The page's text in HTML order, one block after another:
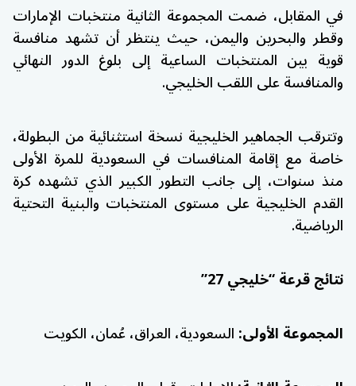
في المقابل، ضمت المجموعة الثانية منتخبات الإمارات
وقطر والبحرين واليمن، حيث ينتظر أن تشهد منافسة
قوية بين المنتخبات الساعية إلى بلوغ الدور النهائي
والمنافسة على اللقب الخليجي.
وتترقب الجماهير الخليجية نسخة استثنائية من البطولة،
خاصة مع إقامة المنافسات في السعودية للمرة الأولى
منذ سنوات، إلى جانب التطور الكبير الذي تشهده كرة
القدم الخليجية على مستوى المنتخبات والبنية التحتية
الرياضية.
نتائج قرعة “خليجي 27”
المجموعة الأولى:السعودية، العراق، عُمان، الكويت